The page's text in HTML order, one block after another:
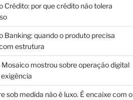
Crédito: por que crédito não tolera
Banking: quando o produto precisa
estrutura
Mosaico mostrou sobre operação digital
sob medida não é luxo. É encaixe com o